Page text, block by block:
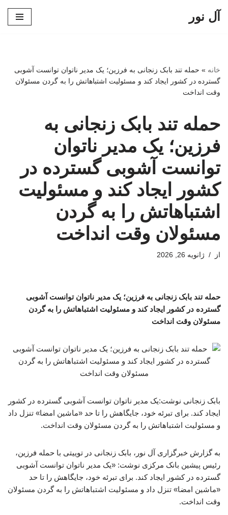
آل نور
خانه » حمله تند بابک زنجانی به فرزین؛ یک مدیر ناتوان توانست آشوبی
گسترده در کشور ایجاد کند و مسئولیت اشتباهاتش را به گردن مسئولان
وقت انداخت
حمله تند بابک زنجانی به
فرزین؛ یک مدیر ناتوان
توانست آشوبی گسترده در
کشور ایجاد کند و مسئولیت
اشتباهاتش را به گردن
مسئولان وقت انداخت
از ژانویه 26, 2026
حمله تند بابک زنجانی به فرزین؛ یک مدیر ناتوان توانست آشوبی
گسترده در کشور ایجاد کند و مسئولیت اشتباهاتش را به گردن
مسئولان وقت انداخت
بابک زنجانی نوشت:یک مدیر ناتوان توانست آشوبی گسترده در کشور
ایجاد کند. ‌برای تبرئه خود، جایگاهش را تا حد «ماشین امضا» تنزل داد
و مسئولیت اشتباهاتش را به گردن مسئولان وقت انداخت.
به گزارش خبرگزاری آل نور، بابک زنجانی در توییتی با حمله فرزین،
رئیس پیشین بانک مرکزی نوشت: «یک مدیر ناتوان توانست آشوبی
گسترده در کشور ایجاد کند. ‌برای تبرئه خود، جایگاهش را تا حد
«ماشین امضا» تنزل داد و مسئولیت اشتباهاتش را به گردن مسئولان
وقت انداخت.